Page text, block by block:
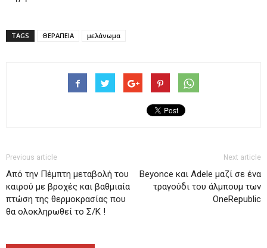
TAGS ΘΕΡΑΠΕΙΑ μελάνωμα
Previous article
Από την Πέμπτη μεταβολή του
καιρού με βροχές και βαθμιαία
πτώση της θερμοκρασίας που
θα ολοκληρωθεί το Σ/Κ !
Next article
Beyonce και Adele μαζί σε ένα
τραγούδι του άλμπουμ των
OneRepublic